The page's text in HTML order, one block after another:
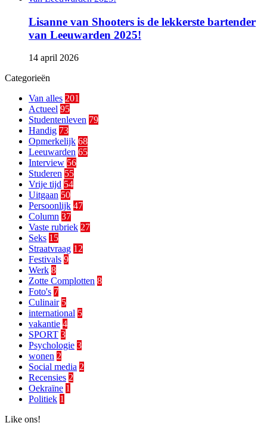
Lisanne van Shooters is de lekkerste bartender
van Leeuwarden 2025!
14 april 2026
Categorieën
Van alles 201
Actueel 95
Studentenleven 79
Handig 73
Opmerkelijk 68
Leeuwarden 65
Interview 56
Studeren 55
Vrije tijd 54
Uitgaan 50
Persoonlijk 47
Column 37
Vaste rubriek 27
Seks 15
Straatvraag 12
Festivals 9
Werk 8
Zotte Complotten 8
Foto's 7
Culinair 5
international 5
vakantie 4
SPORT 3
Psychologie 3
wonen 2
Social media 2
Recensies 2
Oekraïne 1
Politiek 1
Like ons!